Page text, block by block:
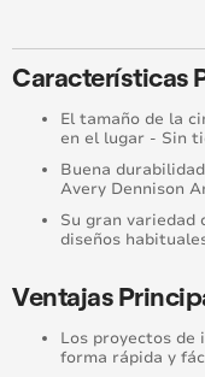
Características
El tamaño de la
en el lugar - Sin
Buena
Avery Dennison
Su gran variedad
diseños
Ventajas
Los proyectos de
forma rápida y